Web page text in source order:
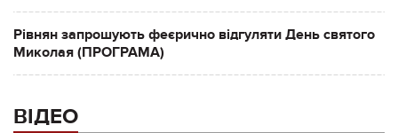
Рівнян запрошують феєрично відгуляти День святого
Миколая (ПРОГРАМА)
ВІДЕО